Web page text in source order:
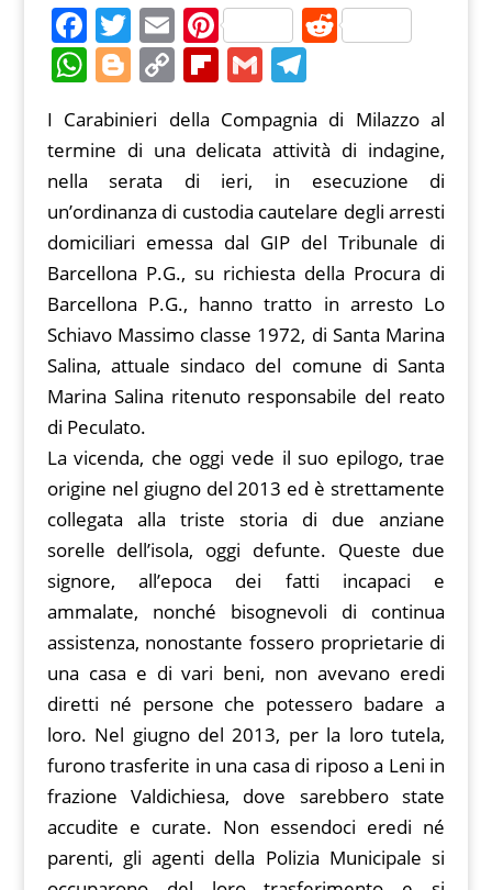
F
a
c
e
b
o
o
k
T
w
itt
er
E
m
ai
l
Pi
nt
er
e
st
R
di
t
W
h
at
s
A
p
p
Bl
o
g
g
er
C
o
p
y
Li
n
k
Fl
b
o
ar
d
G
ai
T
el
e
gr
a
m
I Carabinieri della Compagnia di Milazzo al
termine di una delicata attività di indagine,
nella serata di ieri, in esecuzione di
un’ordinanza di custodia cautelare degli arresti
domiciliari emessa dal GIP del Tribunale di
Barcellona P.G., su richiesta della Procura di
Barcellona P.G., hanno tratto in arresto Lo
Schiavo Massimo classe 1972, di Santa Marina
Salina, attuale sindaco del comune di Santa
Marina Salina ritenuto responsabile del reato
di Peculato.
La vicenda, che oggi vede il suo epilogo, trae
origine nel giugno del 2013 ed è strettamente
collegata alla triste storia di due anziane
sorelle dell’isola, oggi defunte. Queste due
signore, all’epoca dei fatti incapaci e
ammalate, nonché bisognevoli di continua
assistenza, nonostante fossero proprietarie di
una casa e di vari beni, non avevano eredi
diretti né persone che potessero badare a
loro. Nel giugno del 2013, per la loro tutela,
furono trasferite in una casa di riposo a Leni in
frazione Valdichiesa, dove sarebbero state
accudite e curate. Non essendoci eredi né
parenti, gli agenti della Polizia Municipale si